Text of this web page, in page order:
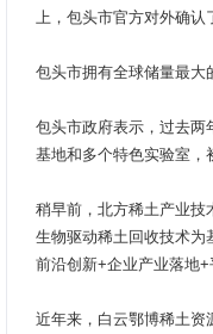
上，包头市官方对外确认
包头市拥有全球储量最大
包头市政府表示，过去两
基地和多个特色实验室，
稍早前，北方稀土产业技
生物驱动稀土回收技术为
前沿创新+企业产业落地+
近年来，白云鄂博稀土资